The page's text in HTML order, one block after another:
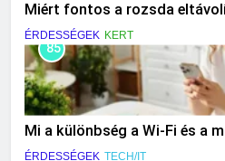
Miért fontos a rozsda
ÉRDESSÉGEK KERT
85
Mi a különbség a Wi-Fi és a
ÉRDESSÉGEK TECH/IT